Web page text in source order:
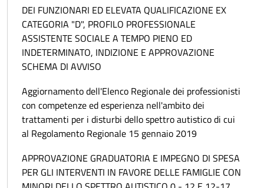
DEI FUNZIONARI ED ELEVATA QUALIFICAZIONE EX
CATEGORIA "D", PROFILO PROFESSIONALE
ASSISTENTE SOCIALE A TEMPO PIENO ED
INDETERMINATO, INDIZIONE E APPROVAZIONE
SCHEMA DI AVVISO
Aggiornamento dell'Elenco Regionale dei professionisti
con competenze ed esperienza nell'ambito dei
trattamenti per i disturbi dello spettro autistico di cui
al Regolamento Regionale 15 gennaio 2019
APPROVAZIONE GRADUATORIA E IMPEGNO DI SPESA
PER GLI INTERVENTI IN FAVORE DELLE FAMIGLIE CON